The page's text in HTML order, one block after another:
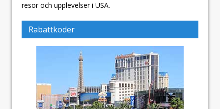
resor och upplevelser i USA.
Rabattkoder